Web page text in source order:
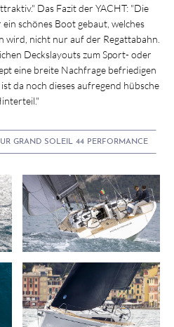
Das Fazit der YACHT: "Die
schönes Boot gebaut, welches
wird, nicht nur auf der Regattabahn.
Deckslayouts zum Sport- oder
eine breite Nachfrage befriedigen
da noch dieses aufregend hübsche
GRAND SOLEIL 44 PERFORMANCE